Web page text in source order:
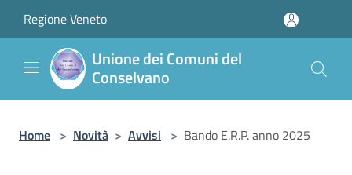
Regione Veneto
Unione dei Comuni del
Conselvano
Home > Novità > Avvisi > Bando E.R.P. anno 2025